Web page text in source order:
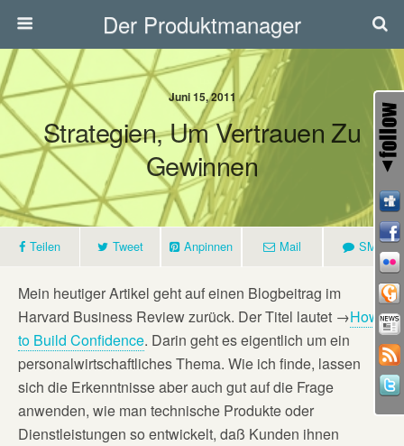
Der Produktmanager
Juni 15, 2011
Strategien, Um Vertrauen Zu
Gewinnen
Teilen Tweet Anpinnen Mail SMS
Mein heutiger Artikel geht auf einen Blogbeitrag im
Harvard Business Review zurück. Der Titel lautet →How
to Build Confidence. Darin geht es eigentlich um ein
personalwirtschaftliches Thema. Wie ich finde, lassen
sich die Erkenntnisse aber auch gut auf die Frage
anwenden, wie man technische Produkte oder
Dienstleistungen so entwickelt, daß Kunden ihnen